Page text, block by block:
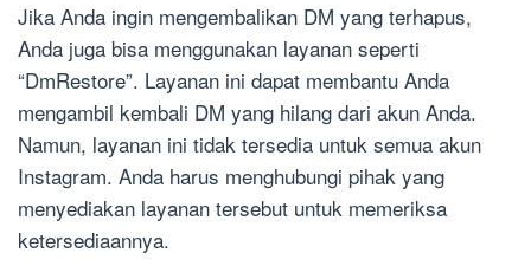
Jika Anda ingin mengembalikan DM yang terhapus,
Anda juga bisa menggunakan layanan seperti
“DmRestore”. Layanan ini dapat membantu Anda
mengambil kembali DM yang hilang dari akun Anda.
Namun, layanan ini tidak tersedia untuk semua akun
Instagram. Anda harus menghubungi pihak yang
menyediakan layanan tersebut untuk memeriksa
ketersediaannya.